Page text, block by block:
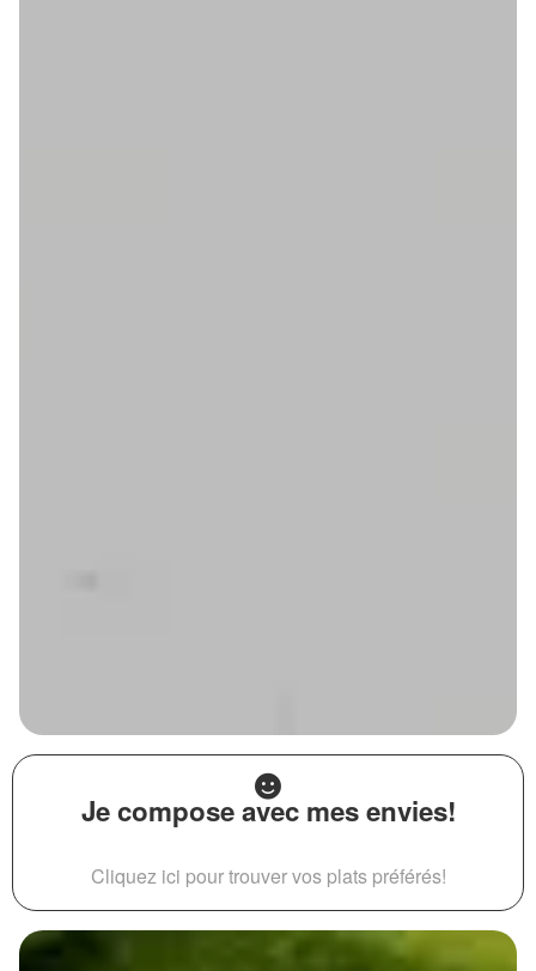
Je compose avec mes envies!
Cliquez ici pour trouver vos plats préférés!